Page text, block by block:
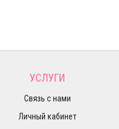
УСЛУГИ
Связь с нами
Личный кабинет